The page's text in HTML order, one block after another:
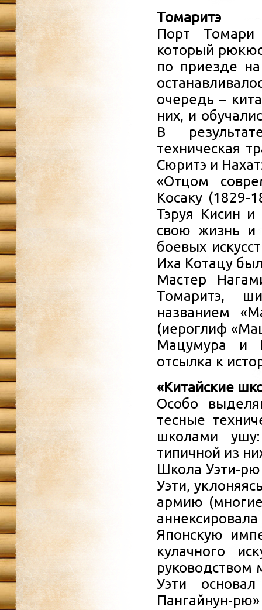
Томаритэ
Порт Томари
который
по приезде
очередь –
них, и
В
техническая
Сюритэ и
«Отцом
Косаку (1829-
Тэруя Кисин
свою жизнь и
боевых
Иха Котацу
Мастер
Томаритэ,
названием
(иероглиф
Мацумура и
отсылка к
«Китайские
Особо
тесные
школами
типичной из
Школа Уэти-
Уэти,
армию
Японскую
кулачного
руководством
Уэти
Пангайнун-